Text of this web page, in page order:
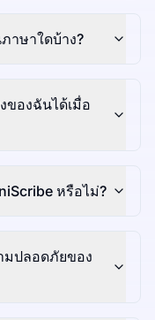
าษาใดบ้าง?
ของฉันได้เมื่อ
หรือไม่?
มปลอดภัยของ